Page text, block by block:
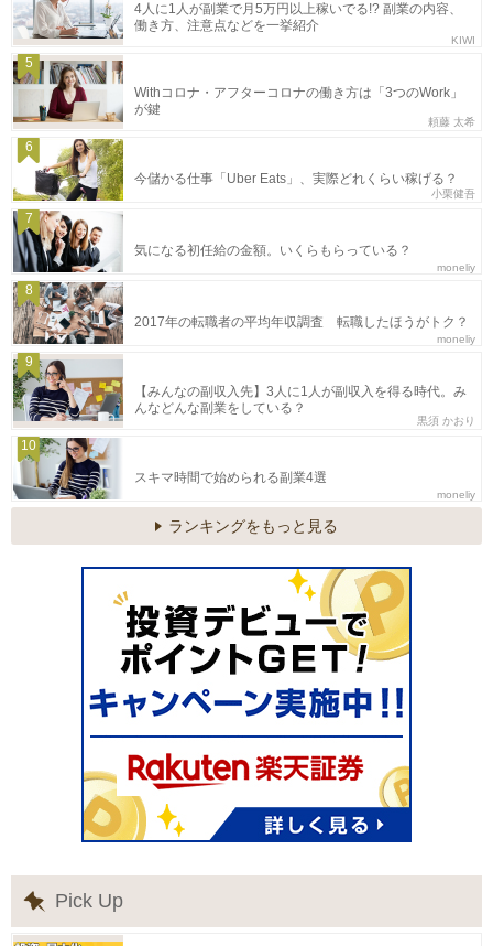
4人に1人が副業で月5万円以上稼いでる!? 副業の内容、
働き方、注意点などを一挙紹介
KIWI
5
Withコロナ・アフターコロナの働き方は「3つのWork」
が鍵
頼藤 太希
6
今儲かる仕事「Uber Eats」、実際どれくらい稼げる？
小栗健吾
7
気になる初任給の金額。いくらもらっている？
moneliy
8
2017年の転職者の平均年収調査 転職したほうがトク？
moneliy
9
【みんなの副収入先】3人に1人が副収入を得る時代。み
んなどんな副業をしている？
黒須 かおり
10
スキマ時間で始められる副業4選
moneliy
ランキングをもっと見る
Pick Up